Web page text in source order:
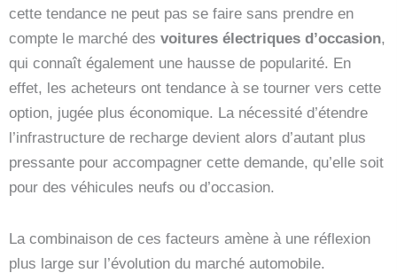
cette tendance ne peut pas se faire sans prendre en
compte le marché des voitures électriques d’occasion,
qui connaît également une hausse de popularité. En
effet, les acheteurs ont tendance à se tourner vers cette
option, jugée plus économique. La nécessité d’étendre
l’infrastructure de recharge devient alors d’autant plus
pressante pour accompagner cette demande, qu’elle soit
pour des véhicules neufs ou d’occasion.
La combinaison de ces facteurs amène à une réflexion
plus large sur l’évolution du marché automobile.